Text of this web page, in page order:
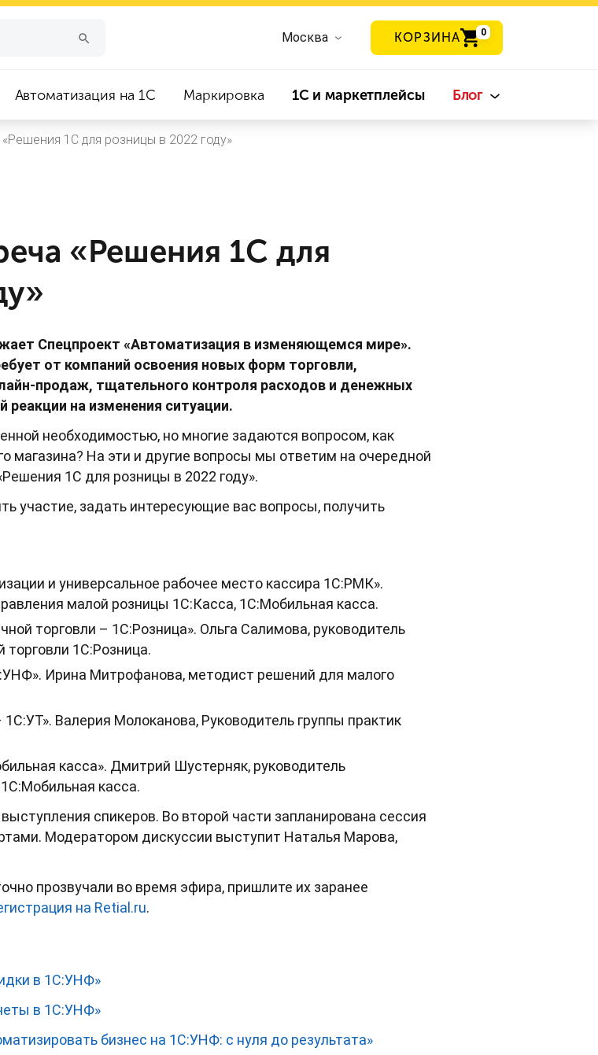
Москва КОРЗИНА 0
Автоматизация на 1С Маркировка 1С и маркетплейсы Блог
1С для розницы в 2022 году»
«Решения 1С для
Спецпроект «Автоматизация в изменяющемся мире».
от компаний освоения новых форм торговли,
продаж, тщательного контроля расходов и денежных
на изменения ситуации.
необходимостью, но многие задаются вопросом, как
магазина? На эти и другие вопросы мы ответим на очередной
1С для розницы в 2022 году».
участие, задать интересующие вас вопросы, получить
и универсальное рабочее место кассира 1С:РМК».
малой розницы 1C:Касса, 1С:Мобильная касса.
торговли – 1С:Розница». Ольга Салимова, руководитель
торговли 1С:Розница.
Ирина Митрофанова, методист решений для малого
Валерия Молоканова, Руководитель группы практик
касса». Дмитрий Шустерняк, руководитель
касса.
спикеров. Во второй части запланирована сессия
Модератором дискуссии выступит Наталья Марова,
прозвучали во время эфира, пришлите их заранее
на Retial.ru.
в 1С:УНФ»
в 1С:УНФ»
бизнес на 1С:УНФ: с нуля до результата»